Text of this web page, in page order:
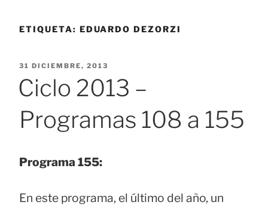
ETIQUETA: EDUARDO DEZORZI
PUBLICADO
31 DICIEMBRE, 2013
Ciclo 2013 –
Programas 108 a 155
Programa 155:
En este programa, el último del año, un